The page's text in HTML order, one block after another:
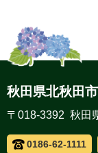
秋田県北秋田
〒018-3392 秋田
0186-62-1111